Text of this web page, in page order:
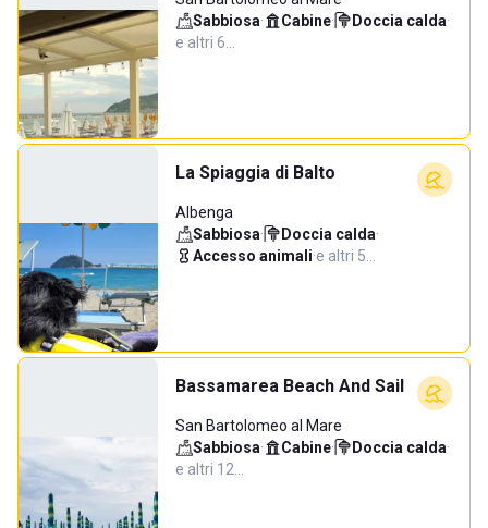
Sabbiosa· Cabine· Doccia calda·
e altri 6…
La Spiaggia di Balto
Albenga
Sabbiosa· Doccia calda·
Accesso animali·e altri 5…
Bassamarea Beach And Sail
San Bartolomeo al Mare
Sabbiosa· Cabine· Doccia calda·
e altri 12…